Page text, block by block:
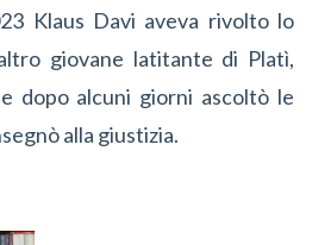
Klaus Davi aveva rivolto lo
giovane latitante di Platì,
dopo alcuni giorni ascoltò le
alla giustizia.